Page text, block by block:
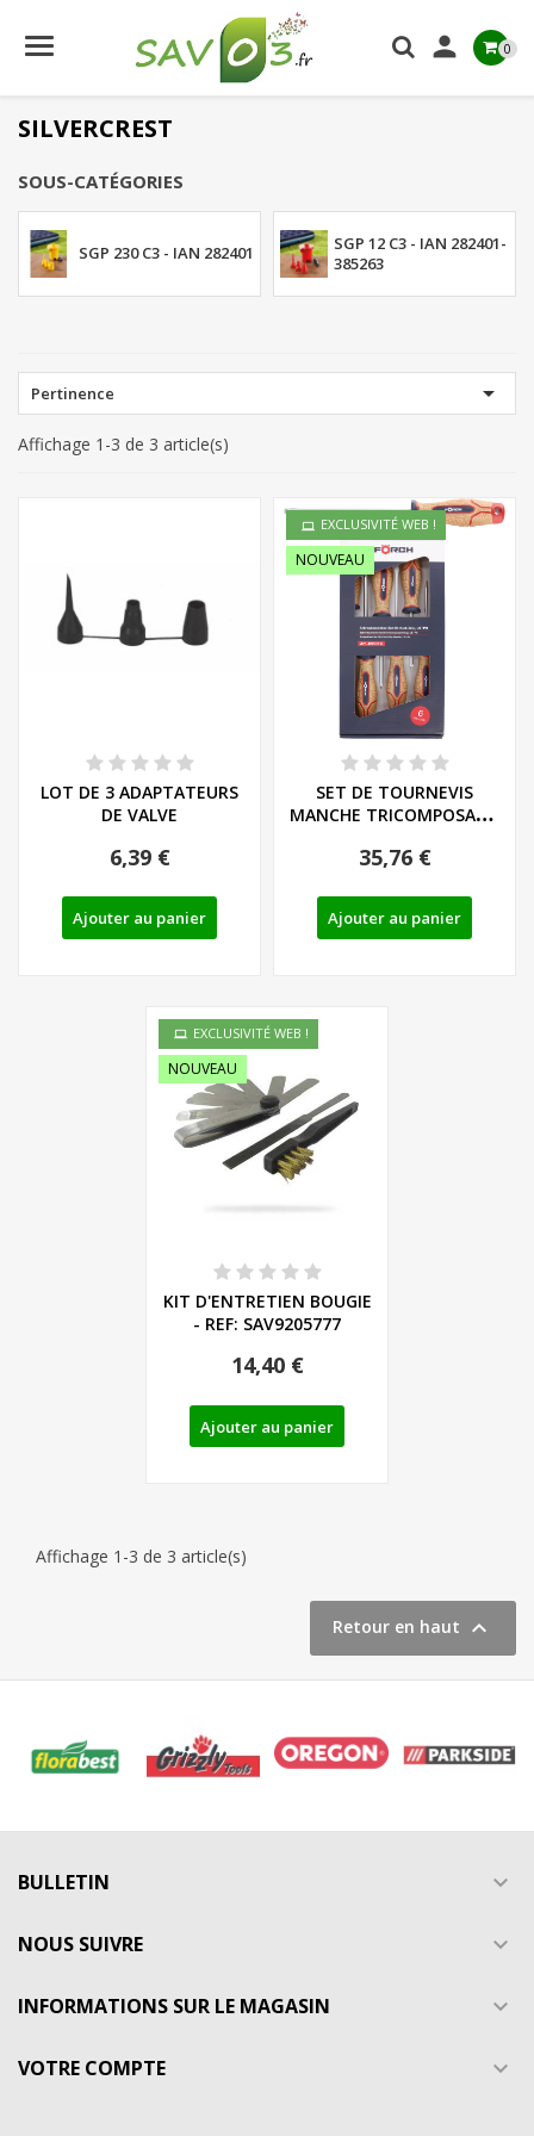
 0
SILVERCREST
SOUS-CATÉGORIES
SGP 230 C3 - IAN 282401
SGP 12 C3 - IAN 282401-
385263
Pertinence 
Affichage 1-3 de 3 article(s)
LOT DE 3 ADAPTATEURS
DE VALVE
6,39 €
Ajouter au panier
EXCLUSIVITÉ WEB !
NOUVEAU
SET DE TOURNEVIS
MANCHE TRICOMPOSANT
35,76 €
Ajouter au panier
EXCLUSIVITÉ WEB !
NOUVEAU
KIT D'ENTRETIEN BOUGIE
- REF: SAV9205777
14,40 €
Ajouter au panier
Affichage 1-3 de 3 article(s)
Retour en haut 
BULLETIN 
NOUS SUIVRE 
INFORMATIONS SUR LE MAGASIN 
VOTRE COMPTE 